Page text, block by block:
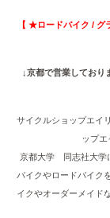
【 ★ロードバイク / グ
↓京都で営業しており
サイクルショップエイ
ップ
京都大学 同志社大学
バイクやロードバイク
イクやオーダーメイド